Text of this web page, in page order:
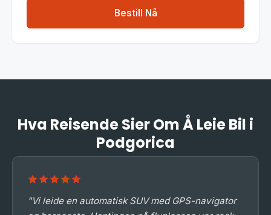
Bestill Nå
Hva Reisende Sier Om Å Leie Bil i
Podgorica
"Vi leide en automatisk SUV med GPS-navigator